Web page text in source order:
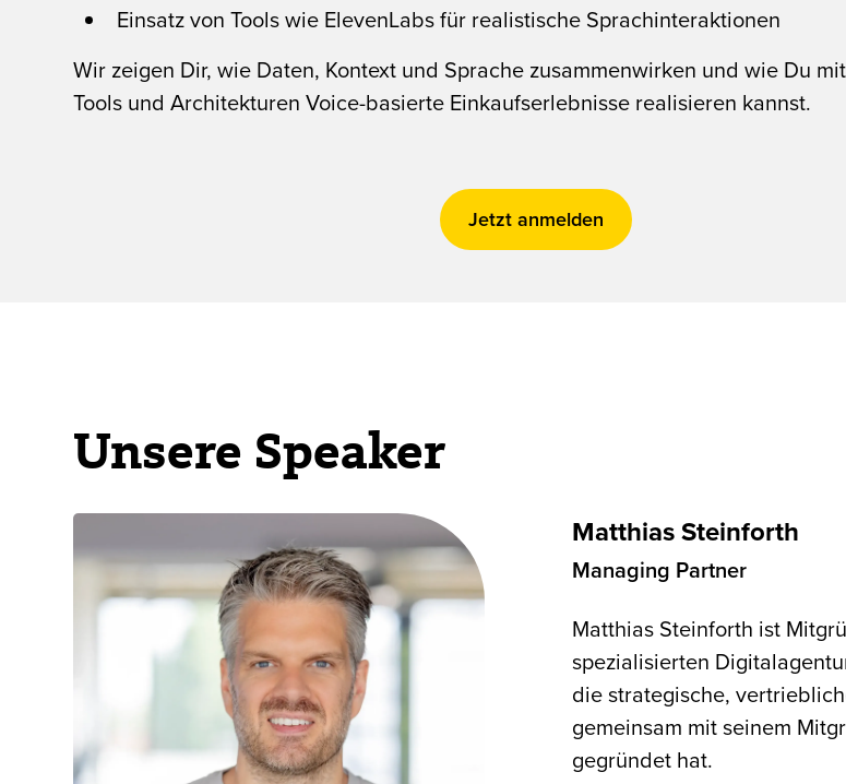
Einsatz von Tools wie ElevenLabs für realistische Sprachinteraktionen
Wir zeigen Dir, wie Daten, Kontext und Sprache zusammenwirken und wie Du
Tools und Architekturen Voice-basierte Einkaufserlebnisse realisieren kannst.
Jetzt anmelden
Unsere Speaker
Matthias Steinforth
Managing Partner
Matthias Steinforth ist
spezialisierten
die strategische,
gemeinsam mit seinem
gegründet hat.